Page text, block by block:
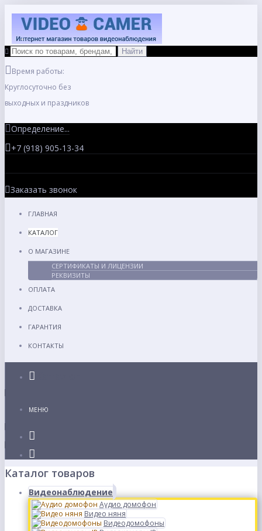
Время работы:
Круглосуточно без
выходных и праздников
Определение...
+7 (918) 905-13-34
Заказать звонок
ГЛАВНАЯ
КАТАЛОГ
О МАГАЗИНЕ
СЕРТИФИКАТЫ И ЛИЦЕНЗИИ
РЕКВИЗИТЫ
ОПЛАТА
ДОСТАВКА
ГАРАНТИЯ
КОНТАКТЫ
МЕНЮ
Каталог товаров
Видеонаблюдение
Аудио домофон
Видео няня
Видеодомофоны